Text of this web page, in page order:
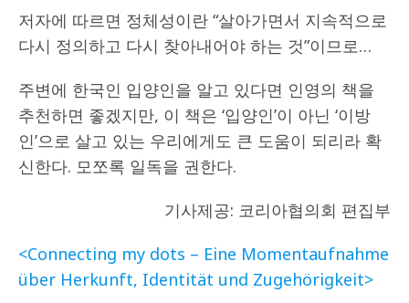
저자에 따르면 정체성이란 “살아가면서 지속적으로
다시 정의하고 다시 찾아내어야 하는 것”이므로…
주변에 한국인 입양인을 알고 있다면 인영의 책을
추천하면 좋겠지만, 이 책은 ‘입양인’이 아닌 ‘이방
인’으로 살고 있는 우리에게도 큰 도움이 되리라 확
신한다. 모쪼록 일독을 권한다.
기사제공: 코리아협의회 편집부
<Connecting my dots – Eine Momentaufnahme
über Herkunft, Identität und Zugehörigkeit>